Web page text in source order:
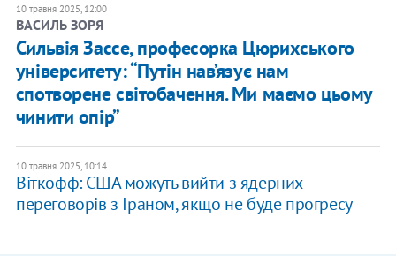
10 травня 2025, 12:00
ВАСИЛЬ ЗОРЯ
Сильвія Зассе, професорка Цюрихського
університету: “Путін нав’язує нам
спотворене світобачення. Ми маємо цьому
чинити опір”
10 травня 2025, 10:14
Віткофф: США можуть вийти з ядерних
переговорів з Іраном, якщо не буде прогресу